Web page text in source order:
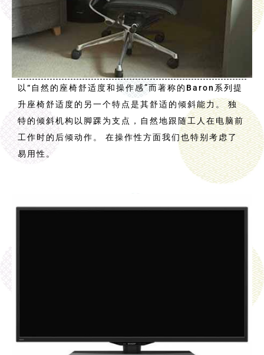
网状椅子 Baron 是 Giugiaro Design 和
Okamura 的合作作品
以“自然的座椅舒适度和操作感”而著称的Baron系列提
升座椅舒适度的另一个特点是其舒适的倾斜能力。 独
特的倾斜机构以脚踝为支点，自然地跟随工人在电脑前
工作时的后倾动作。 在操作性方面我们也特别考虑了
易用性。